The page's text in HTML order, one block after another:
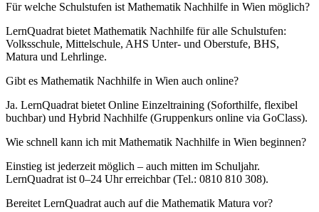
Für welche Schulstufen ist Mathematik Nachhilfe in Wien möglich?
LernQuadrat bietet Mathematik Nachhilfe für alle Schulstufen:
Volksschule, Mittelschule, AHS Unter- und Oberstufe, BHS,
Matura und Lehrlinge.
Gibt es Mathematik Nachhilfe in Wien auch online?
Ja. LernQuadrat bietet Online Einzeltraining (Soforthilfe, flexibel
buchbar) und Hybrid Nachhilfe (Gruppenkurs online via GoClass).
Wie schnell kann ich mit Mathematik Nachhilfe in Wien beginnen?
Einstieg ist jederzeit möglich – auch mitten im Schuljahr.
LernQuadrat ist 0–24 Uhr erreichbar (Tel.: 0810 810 308).
Bereitet LernQuadrat auch auf die Mathematik Matura vor?